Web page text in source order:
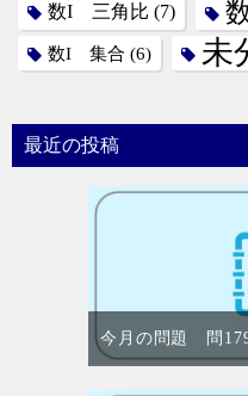
数I 三角比 (7)
数I 集合 (6) 未
最近の投稿
今月の問題 問